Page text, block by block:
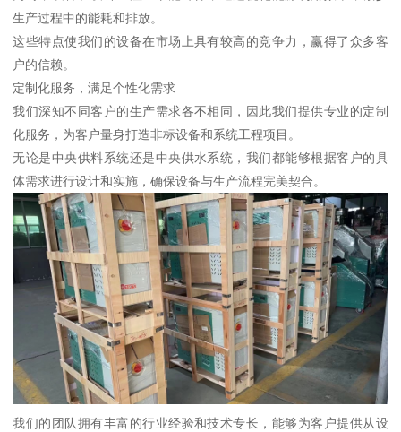
生产过程中的能耗和排放。
这些特点使我们的设备在市场上具有较高的竞争力，赢得了众多客
户的信赖。
定制化服务，满足个性化需求
我们深知不同客户的生产需求各不相同，因此我们提供专业的定制
化服务，为客户量身打造非标设备和系统工程项目。
无论是中央供料系统还是中央供水系统，我们都能够根据客户的具
体需求进行设计和实施，确保设备与生产流程完美契合。
我们的团队拥有丰富的行业经验和技术专长，能够为客户提供从设